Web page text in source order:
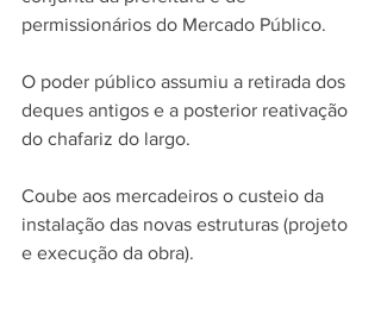
permissionários do Mercado Público.
O poder público assumiu a retirada dos
deques antigos e a posterior reativação
do chafariz do largo.
Coube aos mercadeiros o custeio da
instalação das novas estruturas (projeto
e execução da obra).